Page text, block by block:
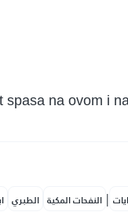
spasa na ovom i
الطبري النفحات المكية |